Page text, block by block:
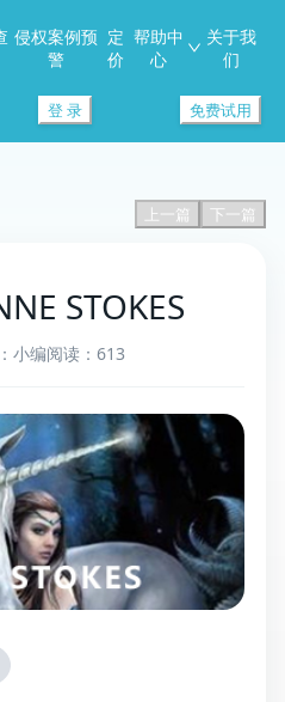
侵权案例预
警
定
价
帮助中
心
关于我
们
登 录 免费试用
上一篇
下一篇
STOKES
小编阅读：613